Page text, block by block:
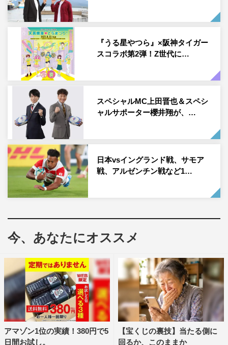
『水野真紀の魔法のレストラン』「麤皮（あらがわ）」のサーロインス
テーキ ©MBS
会話が盛り上がる中、やがて話題は子供の話に。今年、小
学生になった澤の愛娘は、サッカーはやっていないが、1
うで、当時の見事なドリブルの動画を見たスタジオゲスト
の吉田沙保里も「DNAですかね…」と感嘆。
そんな娘を、澤は結構厳しく育てていると言い、5歳にな
った頃から「親はいつまでもいないよ。お父さんとお母さ
んのお金は一切残さないから、自分でちゃんと切り開いて
いきなさい」と言い聞かせているという。
問。すると矢野は「おすすめはしない」と言い、代わりに
隣のイシレリの186センチの鍛え上げた体を指し「僕はラ
グビー選手がすごくいいなと思う。特に前の人。チームの
ために、ぶつかるか止めるかしている人。ああいう人って
すごくいいと思う」と熱弁。
しかし中島がすかさず「やめた方がいいと思います！」と
返しを。過酷なトレーニングを積む一流アスリートならで
は実感のこもった会話に、大きな笑いが起こった。
『うる星やつら』×阪神タイガー
スコラボ第2弾！Z世代に…
スペシャルMC上田晋也＆スペシ
ャルサポーター櫻井翔が、…
日本vsイングランド戦、サモア
戦、アルゼンチン戦など1…
今、あなたにオススメ
アマゾン1位の実績！380円で5
日間お試し。
【宝くじの裏技】当たる側に
回るか、このままか